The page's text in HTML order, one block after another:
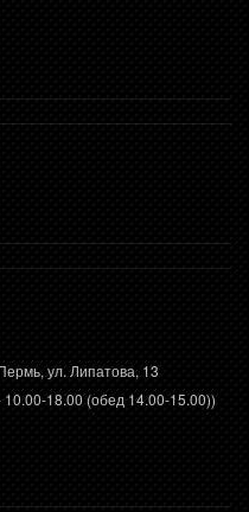
ул. Липатова, 13
18.00 (обед 14.00-15.00))